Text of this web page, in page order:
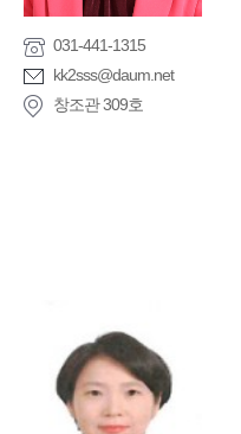
031-441-1315
kk2sss@daum.net
창조관 309호